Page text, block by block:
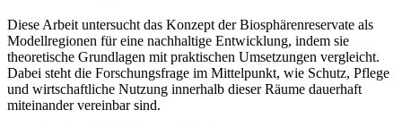
Diese Arbeit untersucht das Konzept der Biosphärenreservate als
Modellregionen für eine nachhaltige Entwicklung, indem sie
theoretische Grundlagen mit praktischen Umsetzungen vergleicht.
Dabei steht die Forschungsfrage im Mittelpunkt, wie Schutz, Pflege
und wirtschaftliche Nutzung innerhalb dieser Räume dauerhaft
miteinander vereinbar sind.